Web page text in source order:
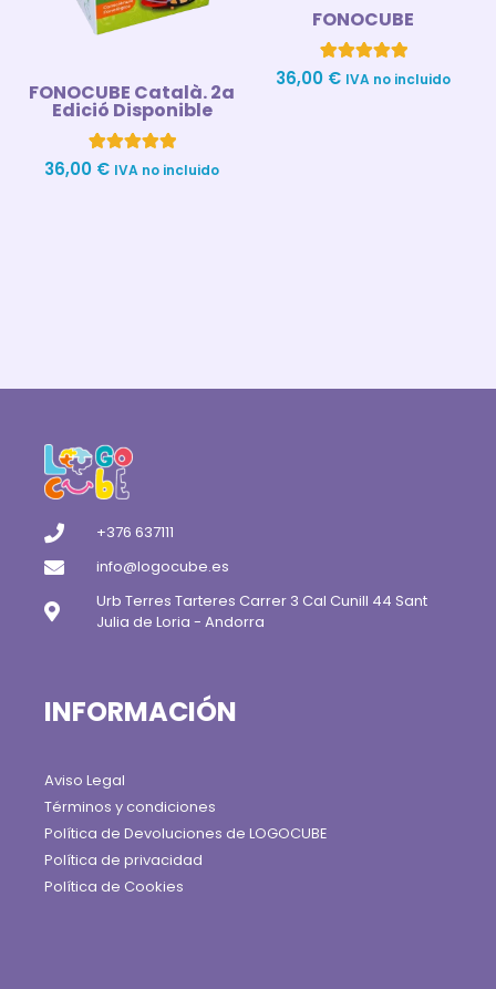
FONOCUBE Català. 2a
Edició Disponible
Valorado con
5.00
4
36,00 € IVA no incluido
FONOCUBE
Valorado con
5.00
1
36,00 € IVA no incluido
+376 637111
info@logocube.es
Urb Terres Tarteres Carrer 3 Cal Cunill 44 Sant
Julia de Loria - Andorra
INFORMACIÓN
Aviso Legal
Términos y condiciones
Política de Devoluciones de LOGOCUBE
Política de privacidad
Política de Cookies